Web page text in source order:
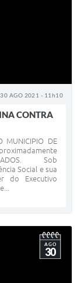
30 AGO 2021 - 11h10
CONTRA
MUNICIPIO DE
Sob
Social e sua
do Executivo
AGO
30